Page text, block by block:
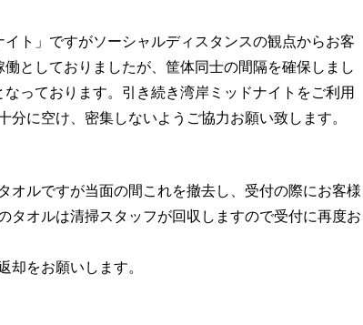
ト」ですがソーシャルディスタンスの観点からお客
としておりましたが、筐体同士の間隔を確保しまし
っております。引き続き湾岸ミッドナイトをご利用
分に空け、密集しないようご協力お願い致します。
オルですが当面の間これを撤去し、受付の際にお客様
タオルは清掃スタッフが回収しますので受付に再度お
却をお願いします。